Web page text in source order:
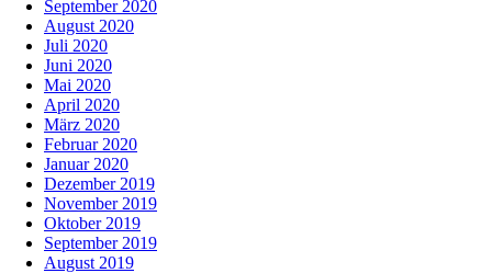
September 2020
August 2020
Juli 2020
Juni 2020
Mai 2020
April 2020
März 2020
Februar 2020
Januar 2020
Dezember 2019
November 2019
Oktober 2019
September 2019
August 2019